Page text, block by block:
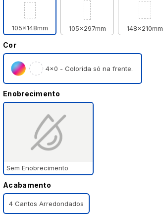
105x148mm 105x297mm 148x210mm
Cor
4×0 - Colorida só na frente.
Enobrecimento
Sem Enobrecimento
Acabamento
4 Cantos Arredondados